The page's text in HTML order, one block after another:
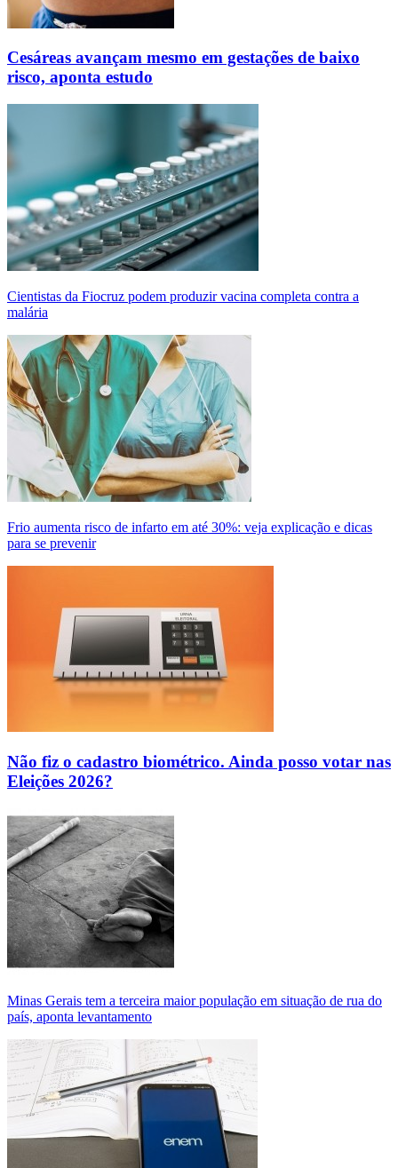
Cesáreas avançam mesmo em gestações de baixo
risco, aponta estudo
Cientistas da Fiocruz podem produzir vacina completa contra a
malária
Frio aumenta risco de infarto em até 30%: veja explicação e dicas
para se prevenir
Não fiz o cadastro biométrico. Ainda posso votar nas
Eleições 2026?
Minas Gerais tem a terceira maior população em situação de rua do
país, aponta levantamento